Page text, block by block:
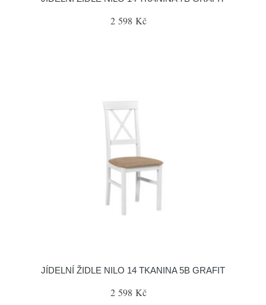
2 598 Kč
JÍDELNÍ ŽIDLE NILO 14 TKANINA 5B GRAFIT
2 598 Kč